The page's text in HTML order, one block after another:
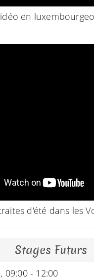
en
d'été dans les
Stages Futurs
09:00 - 12:00